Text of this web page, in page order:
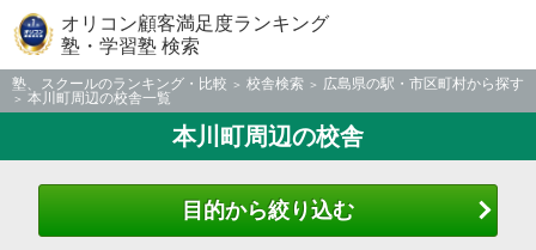
オリコン顧客満足度ランキング
塾・学習塾 検索
塾、スクールのランキング・比較 校舎検索
広島県の駅・市区町村から探す
本川町周辺の校舎一覧
本川町周辺の校舎
目的から絞り込む